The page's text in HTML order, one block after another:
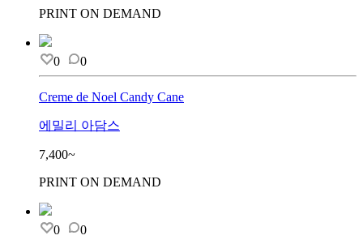
PRINT ON DEMAND
0 0
Creme de Noel Candy Cane
에밀리 아담스
7,400~
PRINT ON DEMAND
0 0